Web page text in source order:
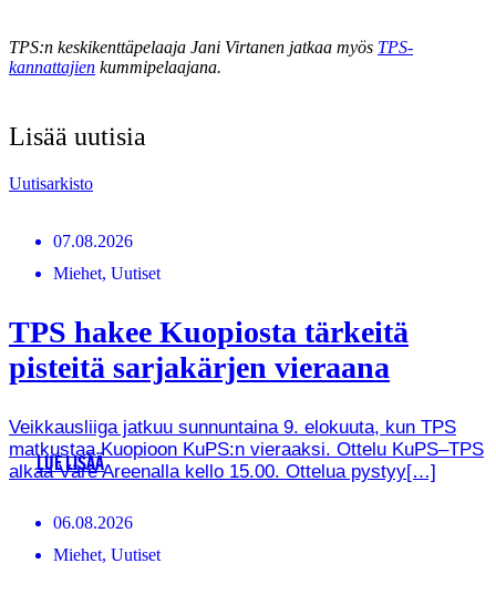
TPS:n keskikenttäpelaaja Jani Virtanen jatkaa myös TPS-
kannattajien kummipelaajana.
Lisää uutisia
Uutisarkisto
07.08.2026
Miehet, Uutiset
TPS hakee Kuopiosta tärkeitä
pisteitä sarjakärjen vieraana
Veikkausliiga jatkuu sunnuntaina 9. elokuuta, kun TPS
matkustaa Kuopioon KuPS:n vieraaksi. Ottelu KuPS–TPS
alkaa Väre Areenalla kello 15.00. Ottelua pystyy[…]
LUE LISÄÄ
06.08.2026
Miehet, Uutiset